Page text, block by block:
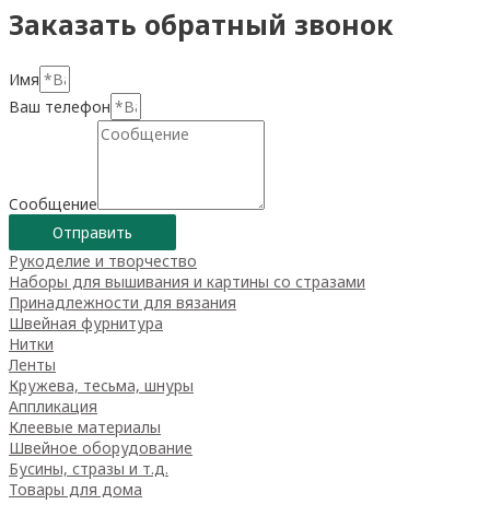
Заказать обратный звонок
Имя
Ваш телефон
Сообщение
Отправить
Рукоделие и творчество
Наборы для вышивания и картины со стразами
Принадлежности для вязания
Швейная фурнитура
Нитки
Ленты
Кружева, тесьма, шнуры
Аппликация
Клеевые материалы
Швейное оборудование
Бусины, стразы и т.д.
Товары для дома